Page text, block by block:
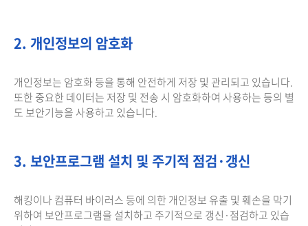
2. 개인정보의 암호화
개인정보는 암호화 등을 통해 안전하게 저장 및 관리되고 있습니다.
또한 중요한 데이터는 저장 및 전송 시 암호화하여 사용하는 등의 별
도 보안기능을 사용하고 있습니다.
3. 보안프로그램 설치 및 주기적 점검·갱신
해킹이나 컴퓨터 바이러스 등에 의한 개인정보 유출 및 훼손을 막기
위하여 보안프로그램을 설치하고 주기적으로 갱신·점검하고 있습